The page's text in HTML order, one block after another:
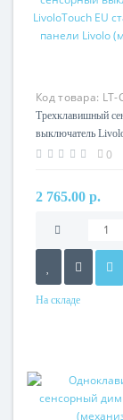
Код товара: LT-
Трехклавишный
выключатель
стандарт для
0
2 765.00 р.
На складе